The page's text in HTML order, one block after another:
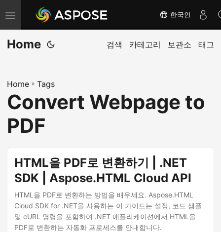
내
비
게
전
환
한국인
Home 검색 카테고리 보관소 태그
Home » Tags
Convert Webpage to
PDF
HTML을 PDF로 변환하기 | .NET
SDK | Aspose.HTML Cloud API
HTML을 PDF로 변환하는 방법을 배우세요. Aspose.HTML
Cloud SDK for .NET을 사용하는 이 가이드는 설정, 코드 샘플
및 cURL 명령을 포함하여 .NET 애플리케이션에서 HTML을
PDF로 변환하는 자동화 프로세스를 안내합니다.